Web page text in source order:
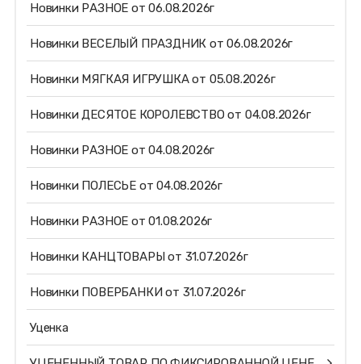
Новинки РАЗНОЕ от 06.08.2026г
Новинки ВЕСЕЛЫЙ ПРАЗДНИК от 06.08.2026г
Новинки МЯГКАЯ ИГРУШКА от 05.08.2026г
Новинки ДЕСЯТОЕ КОРОЛЕВСТВО от 04.08.2026г
Новинки РАЗНОЕ от 04.08.2026г
Новинки ПОЛЕСЬЕ от 04.08.2026г
Новинки РАЗНОЕ от 01.08.2026г
Новинки КАНЦТОВАРЫ от 31.07.2026г
Новинки ПОВЕРБАНКИ от 31.07.2026г
Уценка